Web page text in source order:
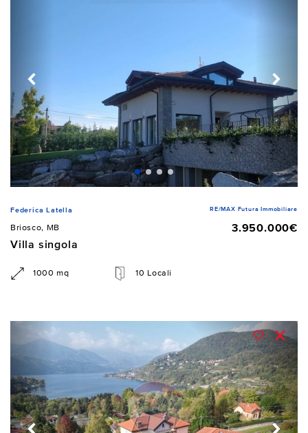
Federica Latella RE/MAX Futura Immobiliare
Briosco, MB
3.950.000€
Villa singola
1000 mq 10 Locali